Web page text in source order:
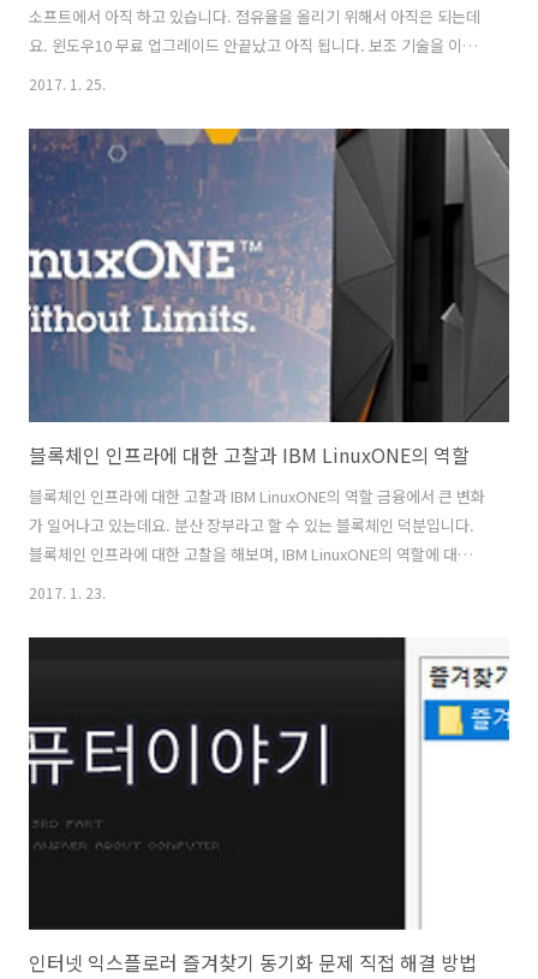
소프트에서 아직 하고 있습니다. 점유율을 올리기 위해서 아직은 되는데
요. 윈도우10 무료 업그레이드 안끝났고 아직 됩니다. 보조 기술을 이용
한 방법이라는 명목으로 아직 윈도우7 윈도우8 정품 사용자는 업그레이
를 아직 못하신 분들은 얼른 하시기 바랍니다. 어차피 PC운영체제에서는
마지막 운영체제가 될 것이라는 윈도우10은 많은 장점들과 기능들을 가
지고 있습니다. 최신 사양 컴퓨터를 쓴다면 더더욱 빨리 업그레이드를 하
는것이 좋습니다. 윈도우7 윈도우8 사용자들이 어떻게 업그레이드를 할
수 있는지 하나씩 설명드릴려고 합니다. 윈도우10 무료 업그레이드 안끝
났다 보조 기술..
2017. 1. 25.
블록체인 인프라에 대한 고찰과 IBM LinuxONE의 역할
블록체인 인프라에 대한 고찰과 IBM LinuxONE의 역할 금융에서 큰 변화
가 일어나고 있는데요. 분산 장부라고 할 수 있는 블록체인 덕분입니다.
블록체인 인프라에 대한 고찰을 해보며, IBM LinuxONE의 역할에 대해
능해서 였습니다. 이 신뢰도 때문에 가능했던 것이죠. 블록체인 인프라
구축을 많은 금융기관들이 도입을 하고 있는데요. 블록체인이 가져올 변
화가 너무 커서 대응을 서두르려는 움직임으로 봐야 합니다. 블록체인은
높은 보안 그리고 투명한 정보 , 비용감축의 장점이 있습니다. 앞으로 자
동차, 주택, 토지, 주식 심지어 온라인 거래까지 중개자를 거치지 않고
안..
2017. 1. 23.
인터넷 익스플로러 즐겨찾기 동기화 문제 직접 해결 방법